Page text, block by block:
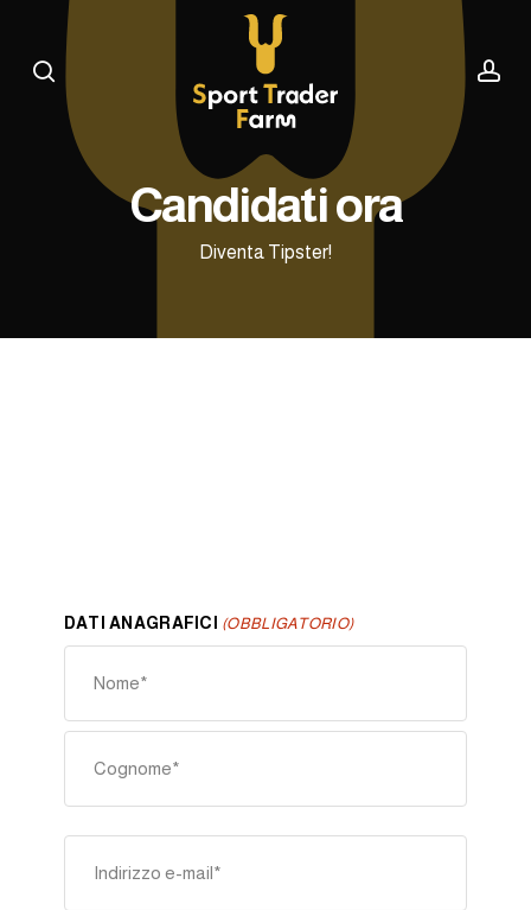
main
content
search
Candidatiora
Diventa Tipster!
DATI ANAGRAFICI (OBBLIGATORIO)
(OBBLIGATORIO)